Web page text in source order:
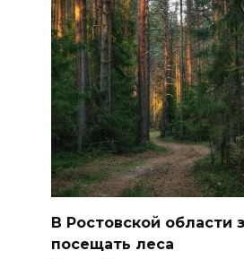
В Ростовской области
посещать леса